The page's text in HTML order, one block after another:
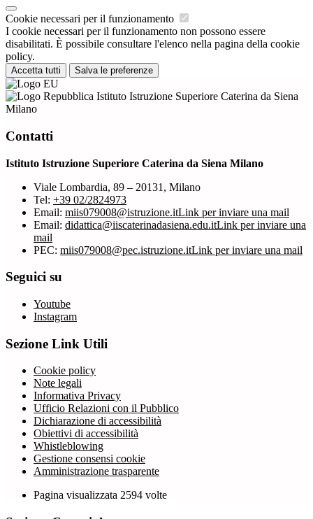
Cookie necessari per il funzionamento
I cookie necessari per il funzionamento non possono essere
disabilitati. È possibile consultare l'elenco nella pagina della cookie
policy.
Accetta tutti Salva le preferenze
Istituto Istruzione Superiore Caterina da Siena
Milano
Contatti
Istituto Istruzione Superiore Caterina da Siena Milano
Viale Lombardia, 89 – 20131, Milano
Tel: +39 02/2824973
Email: miis079008@istruzione.itLink per inviare una mail
Email: didattica@iiscaterinadasiena.edu.itLink per inviare una
mail
PEC: miis079008@pec.istruzione.itLink per inviare una mail
Seguici su
Youtube
Instagram
Sezione Link Utili
Cookie policy
Note legali
Informativa Privacy
Ufficio Relazioni con il Pubblico
Dichiarazione di accessibilità
Obiettivi di accessibilità
Whistleblowing
Gestione consensi cookie
Amministrazione trasparente
Pagina visualizzata 2594 volte